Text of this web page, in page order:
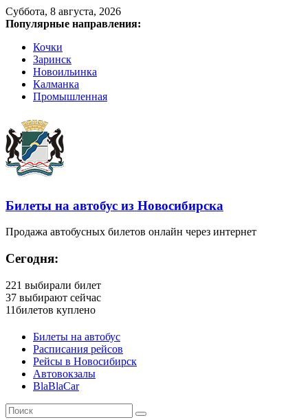
Суббота, 8 августа, 2026
Популярные направления:
Кочки
Заринск
Новоильинка
Калманка
Промышленная
Билеты на автобус из Новосибирска
Продажа автобусных билетов онлайн через интернет
Сегодня:
221 выбирали билет
37 выбирают сейчас
11билетов куплено
Билеты на автобус
Расписания рейсов
Рейсы в Новосибирск
Автовокзалы
BlaBlaCar